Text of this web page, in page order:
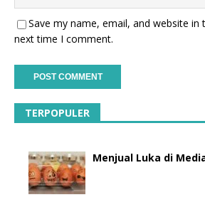
Save my name, email, and website
next time I comment.
TERPOPULER
Menjual Luka di